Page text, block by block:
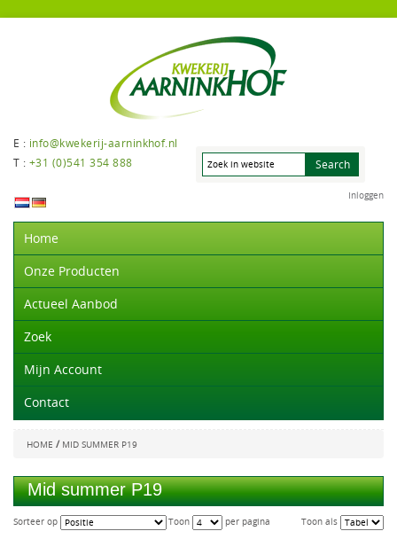
E : info@kwekerij-aarninkhof.nl
T : +31 (0)541 354 888
Inloggen
Home
Onze Producten
Actueel Aanbod
Zoek
Mijn Account
Contact
HOME / MID SUMMER P19
Mid summer P19
Toon als
Sorteer op Toon per pagina